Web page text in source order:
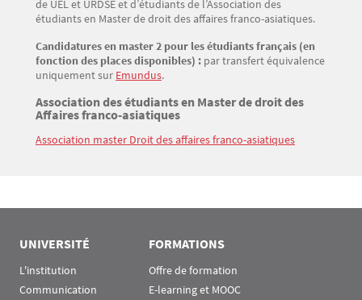
de UEL et URDSE et d’étudiants de l’Association des
étudiants en Master de droit des affaires franco-asiatiques.
Candidatures en master 2 pour les étudiants français (en
fonction des places disponibles) : par transfert équivalence
uniquement sur Emundus.
Titre
Association des étudiants en Master de droit des
Affaires franco-asiatiques
Texte
Association master Droit des affaires franco-asiatiques
UNIVERSITÉ
L'institution
Communication
FORMATIONS
Offre de formation
E-learning et MOOC